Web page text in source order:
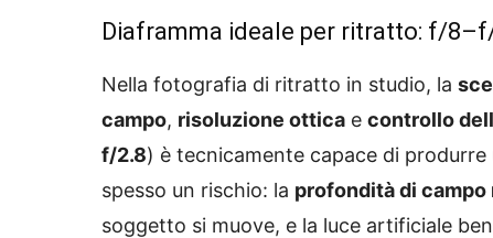
Diaframma ideale per ritratto: f/
Nella fotografia di ritratto in studio, la
campo, risoluzione ottica e controllo
f/2.8) è tecnicamente capace di produrre
spesso un rischio: la profondità di
soggetto si muove, e la luce artificiale